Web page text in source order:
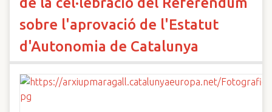
sobre l'aprovació de l'Estatut
d'Autonomia de Catalunya